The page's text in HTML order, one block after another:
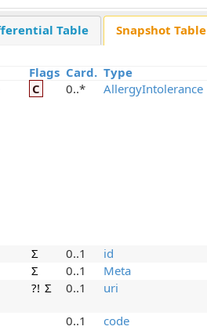
Table Snapshot Table
Flags Card. Type
C 0..* AllergyIntolerance
Σ 0..1 id
Σ 0..1 Meta
?! Σ 0..1 uri
0..1 code